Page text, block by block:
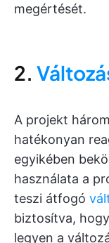
megértését.
2.
A projekt
hatékonyan
egyikében
használata a
teszi átfogó
biztosítva,
legyen a